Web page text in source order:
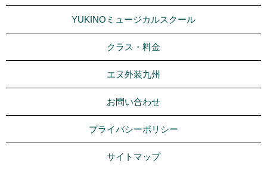
YUKINOミュージカルスクール
クラス・料金
エヌ外装九州
お問い合わせ
プライバシーポリシー
サイトマップ